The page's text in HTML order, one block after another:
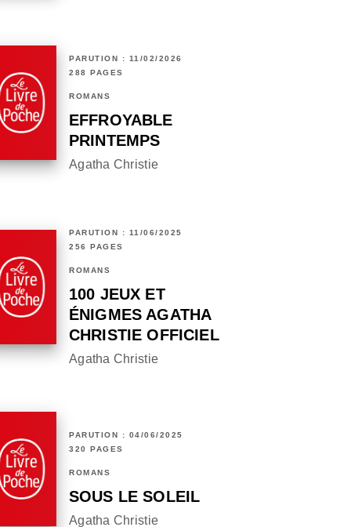
PARUTION : 11/02/2026
288 PAGES
ROMANS
EFFROYABLE
PRINTEMPS
Agatha Christie
PARUTION : 11/06/2025
256 PAGES
ROMANS
100 JEUX ET
ÉNIGMES AGATHA
CHRISTIE OFFICIEL
Agatha Christie
PARUTION : 04/06/2025
320 PAGES
ROMANS
SOUS LE SOLEIL
Agatha Christie